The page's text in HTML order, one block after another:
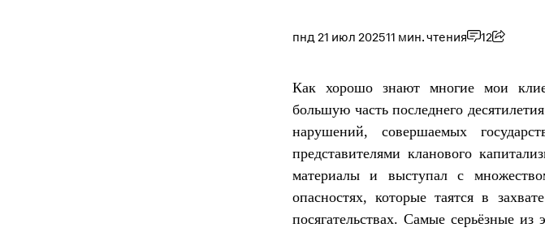
пнд 21 июл 202511 мин. чтения 12
Как хорошо знают многие мои
большую часть последнего
нарушений, совершаемых
представителями кланового
материалы и выступал с
опасностях, которые таятся в
посягательствах. Самые серьёзные